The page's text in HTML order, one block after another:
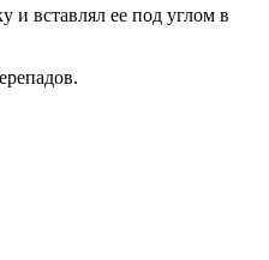
и вставлял ее под углом в